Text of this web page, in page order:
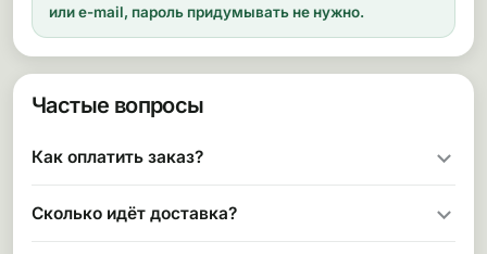
или e-mail, пароль придумывать не нужно.
Частые вопросы
Как оплатить заказ?
Сколько идёт доставка?